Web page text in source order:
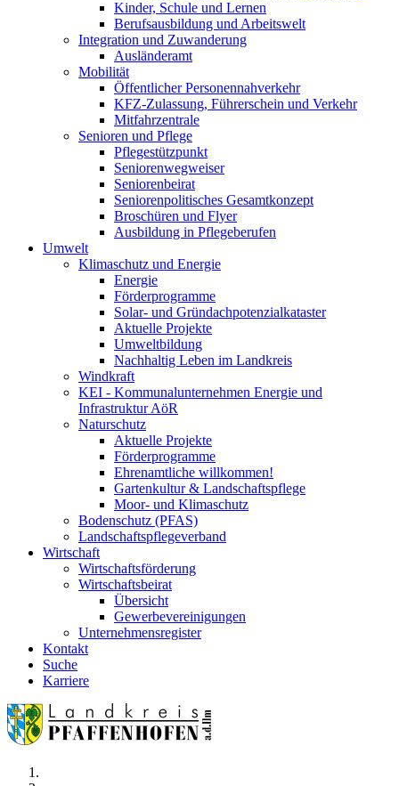
Kinder, Schule und Lernen
Berufsausbildung und Arbeitswelt
Integration und Zuwanderung
Ausländeramt
Mobilität
Öffentlicher Personennahverkehr
KFZ-Zulassung, Führerschein und Verkehr
Mitfahrzentrale
Senioren und Pflege
Pflegestützpunkt
Seniorenwegweiser
Seniorenbeirat
Seniorenpolitisches Gesamtkonzept
Broschüren und Flyer
Ausbildung in Pflegeberufen
Umwelt
Klimaschutz und Energie
Energie
Förderprogramme
Solar- und Gründachpotenzialkataster
Aktuelle Projekte
Umweltbildung
Nachhaltig Leben im Landkreis
Windkraft
KEI - Kommunalunternehmen Energie und
Infrastruktur AöR
Naturschutz
Aktuelle Projekte
Förderprogramme
Ehrenamtliche willkommen!
Gartenkultur & Landschaftspflege
Moor- und Klimaschutz
Bodenschutz (PFAS)
Landschaftspflegeverband
Wirtschaft
Wirtschaftsförderung
Wirtschaftsbeirat
Übersicht
Gewerbevereinigungen
Unternehmensregister
Kontakt
Suche
Karriere